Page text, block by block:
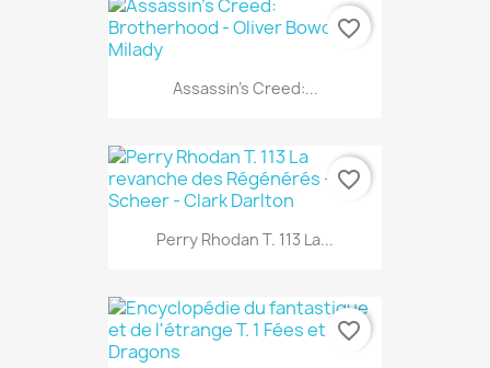
Assassin's Creed:...
favorite_border
Perry Rhodan T. 113 La...
favorite_border
favorite_border